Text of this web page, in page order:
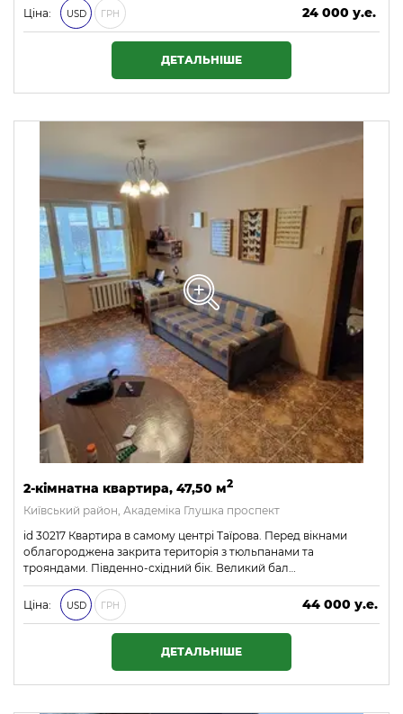
Ціна: USD ГРН
24 000 у.е.
1 032 000 ₴
ДЕТАЛЬНІШЕ
2-кімнатна квартира, 47,50 м2
Київський район, Академіка Глушка проспект
id 30217 Квартира в самому центрі Таїрова. Перед вікнами
облагороджена закрита територія з тюльпанами та
трояндами. Південно-східний бік. Великий бал…
Ціна: USD ГРН
44 000 у.е.
1 892 000 ₴
ДЕТАЛЬНІШЕ